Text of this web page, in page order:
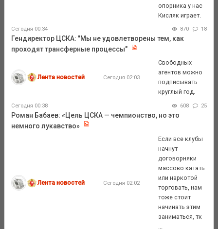
опорника у нас
Кисляк играет.
Сегодня 00:34 870 18
Гендиректор ЦСКА: "Мы не удовлетворены тем, как
проходят трансферные процессы"
Лента новостей Сегодня 02:03
Свободных
агентов можно
подписывать
круглый год.
Сегодня 00:38 608 25
Роман Бабаев: «Цель ЦСКА — чемпионство, но это
немного лукавство»
Лента новостей Сегодня 02:02
Если все клубы
начнут
договорняки
массово катать
или наркотой
торговать, нам
тоже стоит
начинать этим
заниматься, тк